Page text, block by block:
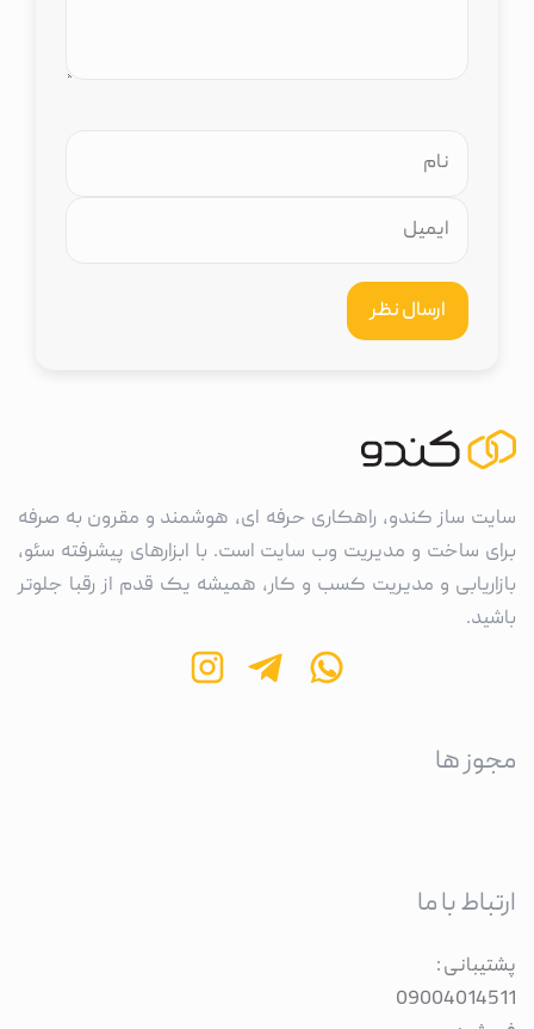
ارسال نظر
سایت ساز کندو، راهکاری حرفه ای، هوشمند و مقرون به صرفه
برای ساخت و مدیریت وب سایت است. با ابزارهای پیشرفته سئو،
بازاریابی و مدیریت کسب و کار، همیشه یک قدم از رقبا جلوتر
باشید.
مجوز ها
ارتباط با ما
پشتیبانی :
09004014511